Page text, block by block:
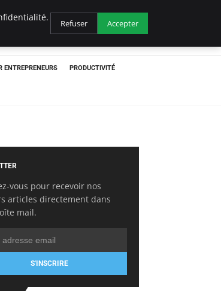
ENTREPRENEURS PRODUCTIVITÉ
vous pour recevoir nos
articles directement dans
mail.
S'INSCRIRE
Refuser Accepter